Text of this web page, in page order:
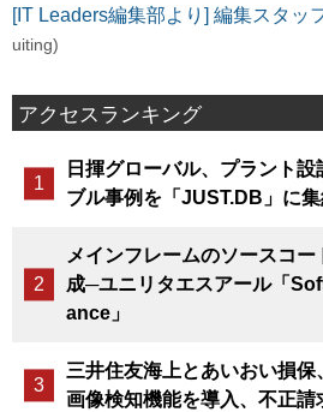
[IT Leaders編集部より] 編集スタッ
uiting)
アクセスランキング
日揮グローバル、プラント
ブル事例を「JUST.DB」に
メインフレームのソースコ
成─ユニリタエスアール「
ance」
三井住友海上とあいおい損保
画像検知機能を導入、不正請